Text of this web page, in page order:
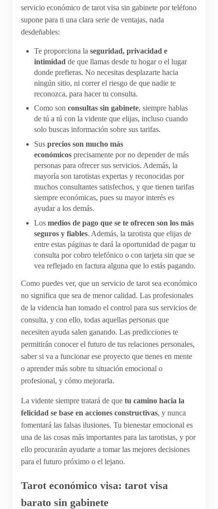
servicio económico de tarot visa sin gabinete por teléfono
supone para ti una clara serie de ventajas, nada
desdeñables:
Te proporciona laseguridad, privacidad e
intimidad de que llamas desde tu hogar o el lugar
donde prefieras. No necesitas desplazarte hacia
ningún sitio, ni correr el riesgo de que nadie te
reconozca, para hacer tu consulta.
Como sonconsultas sin gabinete, siempre hablas
de tú a tú con la vidente que elijas, incluso cuando
solo buscas información sobre sus tarifas.
Susprecios son mucho más
económicos precisamente por no depender de más
personas para ofrecer sus servicios. Además, la
mayoría son tarotistas expertas y reconocidas por
muchos consultantes satisfechos, y que tienen tarifas
siempre económicas, pues su mayor interés es
ayudar a los demás.
Losmedios de pago que se te ofrecen son los más
seguros y fiables. Además, la tarotista que elijas de
entre estas páginas te dará la oportunidad de pagar tu
consulta por cobro telefónico o con tarjeta sin que se
vea reflejado en factura alguna que lo estás pagando.
Como puedes ver, que un servicio de tarot sea económico
no significa que sea de menor calidad. Las profesionales
de la videncia han tomado el control para sus servicios de
consulta, y con ello, todas aquellas personas que
necesiten ayuda salen ganando. Las predicciones te
permitirán conocer el futuro de tus relaciones personales,
saber si va a funcionar ese proyecto que tienes en mente
o aprender más sobre tu situación emocional o
profesional, y cómo mejorarla.
La vidente siempre tratará de quetu camino hacia la
felicidad se base en acciones constructivas, y nunca
fomentará las falsas ilusiones. Tu bienestar emocional es
una de las cosas más importantes para las tarotistas, y por
ello procurarán ayudarte a tomar las mejores decisiones
para el futuro próximo o el lejano.
Tarot económico visa: tarot visa
barato sin gabinete